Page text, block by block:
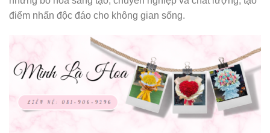
điểm nhấn độc đáo cho không gian sống.